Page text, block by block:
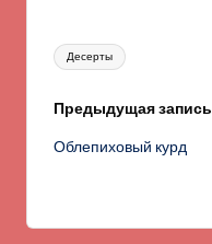
Метки:
Десерты
Навигация
записи
Предыдущая запись
Облепиховый курд